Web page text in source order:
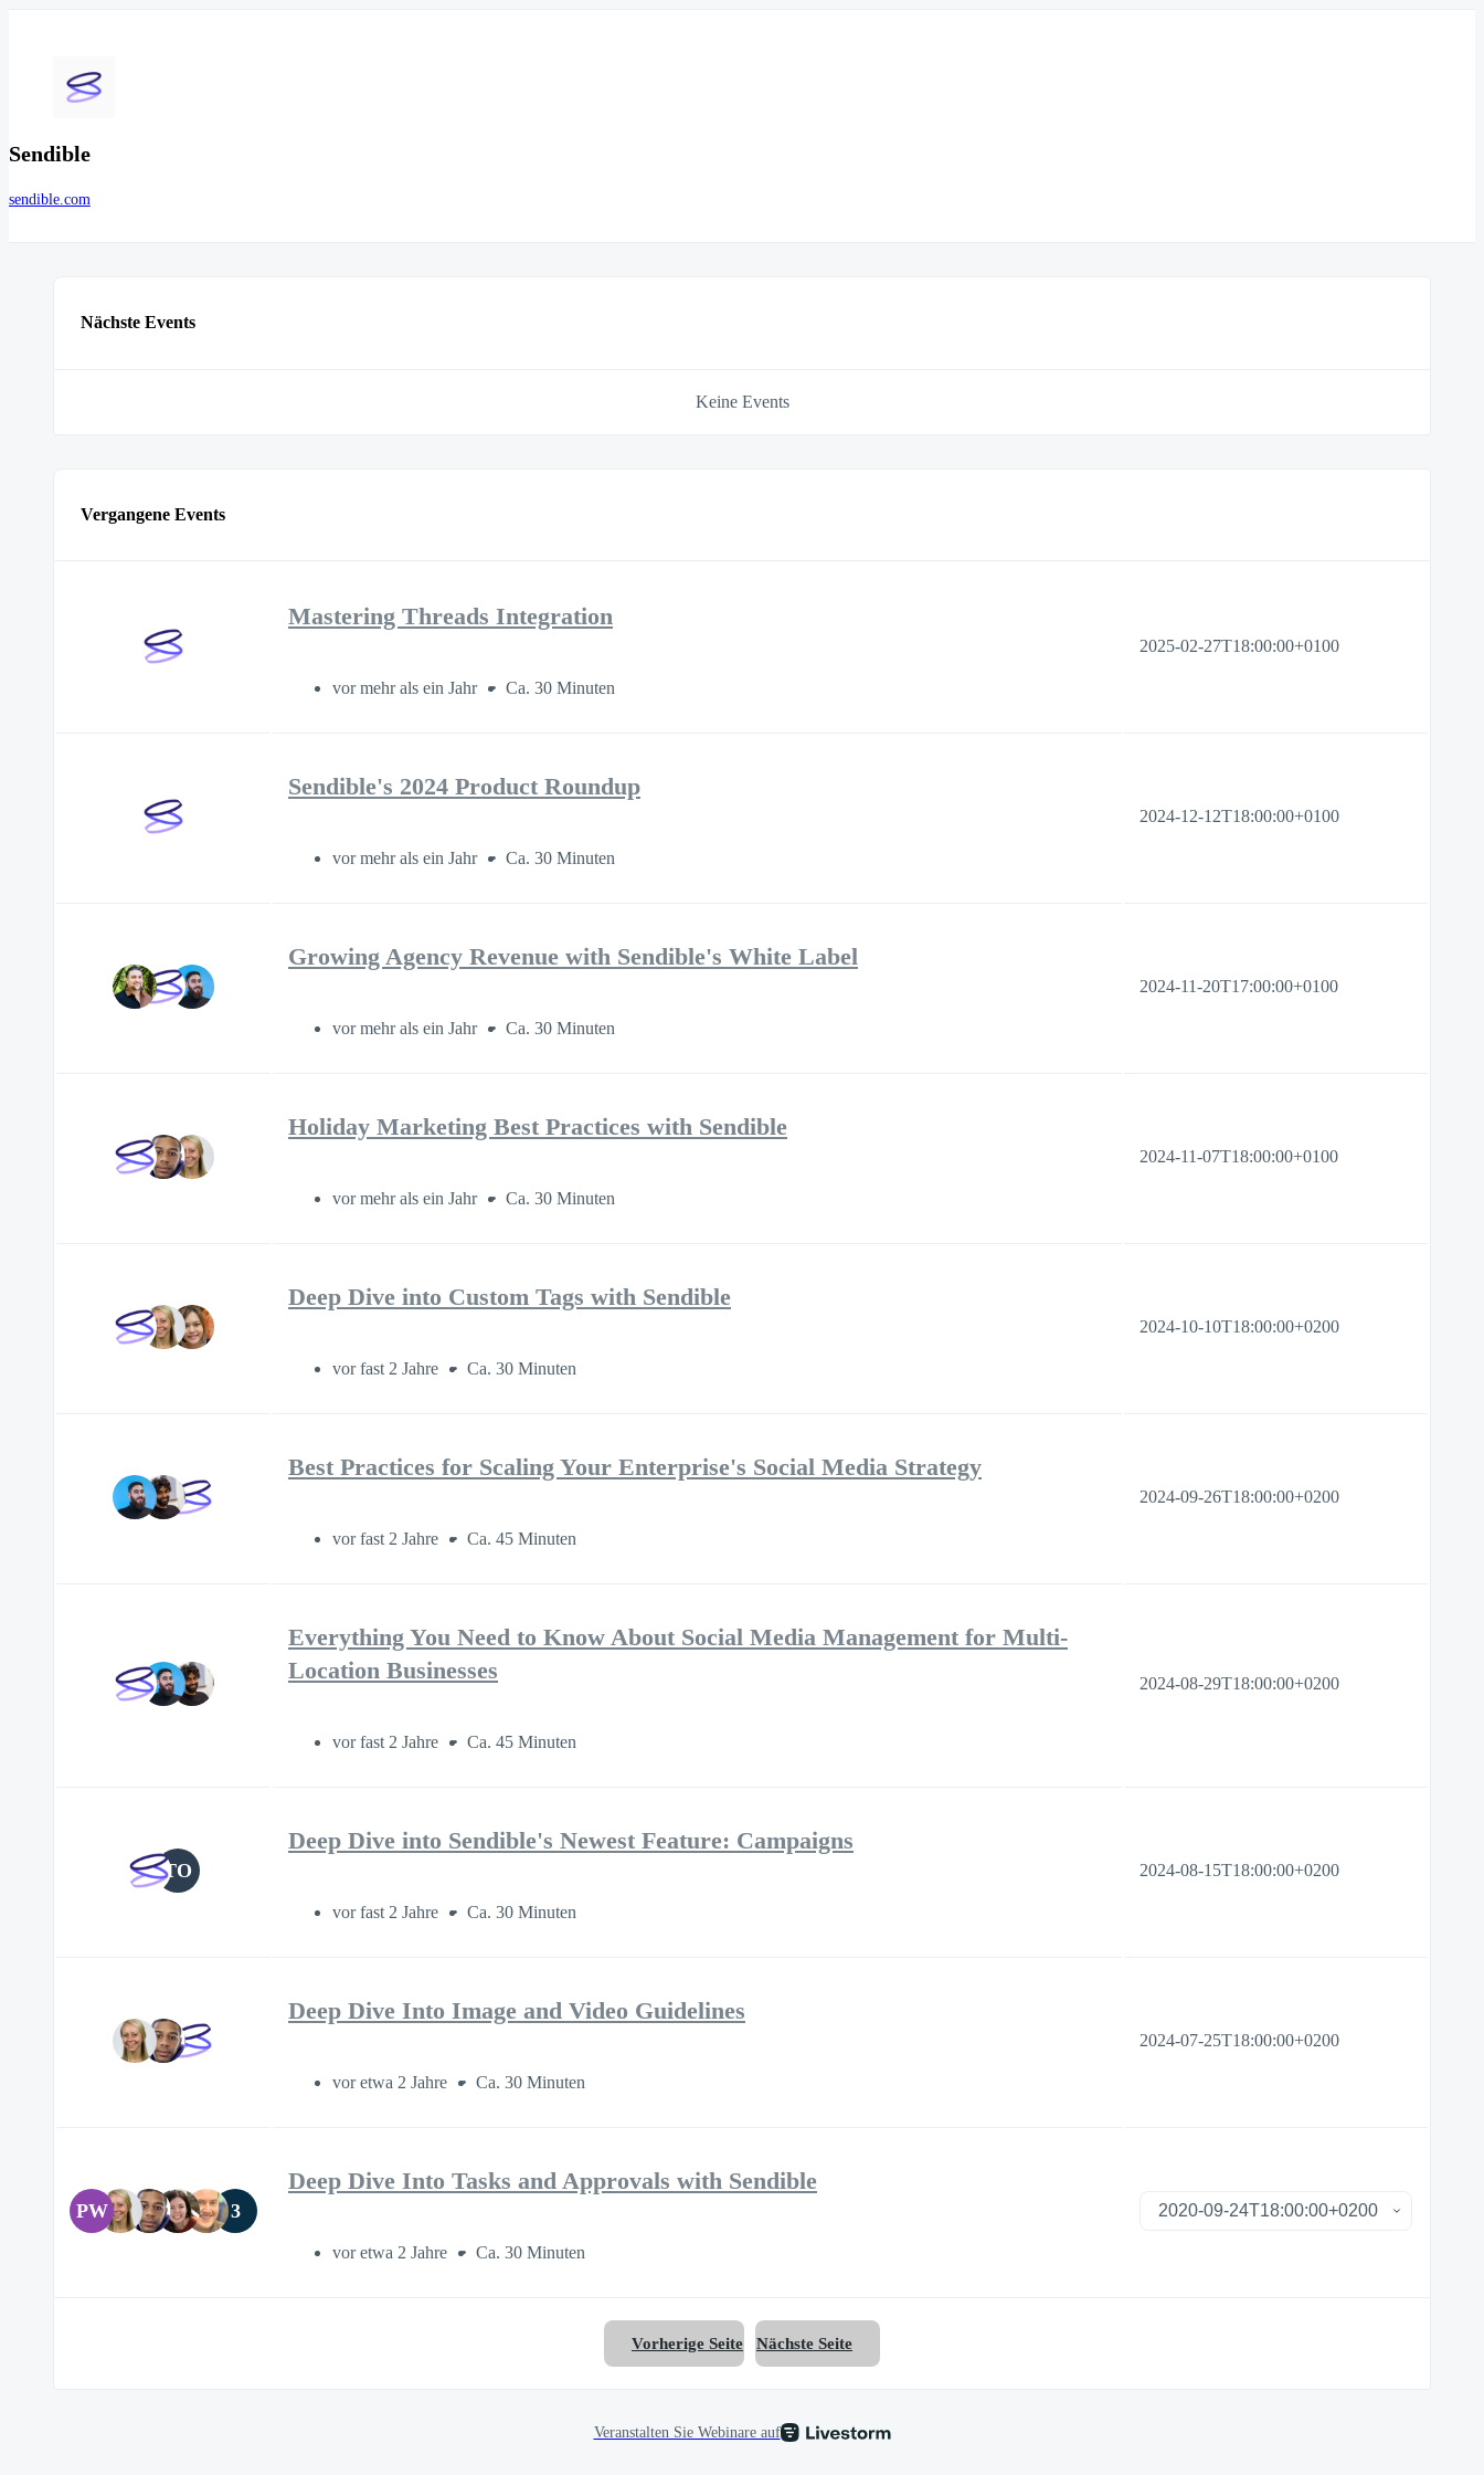
Sendible
sendible.com
Nächste Events
Keine Events
Vergangene Events
Mastering Threads Integration
vor mehr als ein Jahr Ca. 30 Minuten
2025-02-27T18:00:00+0100
Sendible's 2024 Product Roundup
vor mehr als ein Jahr Ca. 30 Minuten
2024-12-12T18:00:00+0100
Growing Agency Revenue with Sendible's White Label
vor mehr als ein Jahr Ca. 30 Minuten
2024-11-20T17:00:00+0100
Holiday Marketing Best Practices with Sendible
vor mehr als ein Jahr Ca. 30 Minuten
2024-11-07T18:00:00+0100
Deep Dive into Custom Tags with Sendible
vor fast 2 Jahre Ca. 30 Minuten
2024-10-10T18:00:00+0200
Best Practices for Scaling Your Enterprise's Social Media Strategy
vor fast 2 Jahre Ca. 45 Minuten
2024-09-26T18:00:00+0200
Everything You Need to Know About Social Media Management for Multi-
Location Businesses
vor fast 2 Jahre Ca. 45 Minuten
2024-08-29T18:00:00+0200
TO
Deep Dive into Sendible's Newest Feature: Campaigns
vor fast 2 Jahre Ca. 30 Minuten
2024-08-15T18:00:00+0200
Deep Dive Into Image and Video Guidelines
vor etwa 2 Jahre Ca. 30 Minuten
2024-07-25T18:00:00+0200
PW 3
Deep Dive Into Tasks and Approvals with Sendible
vor etwa 2 Jahre Ca. 30 Minuten
Vorherige Seite Nächste Seite
Veranstalten Sie Webinare auf